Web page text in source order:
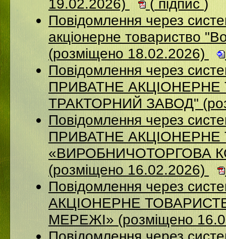
19.02.2026)
( підпис )
Повідомлення через
акціонерне товариство
(розміщено 18.02.2026)
Повідомлення через
ПРИВАТНЕ АКЦIОНЕРНЕ
ТРАКТОРНИЙ ЗАВОД"
Повідомлення через
ПРИВАТНЕ
«ВИРОБНИЧОТОРГОВА
(розміщено 16.02.2026)
Повідомлення через
АКЦІОНЕРНЕ
МЕРЕЖІ» (розміщено